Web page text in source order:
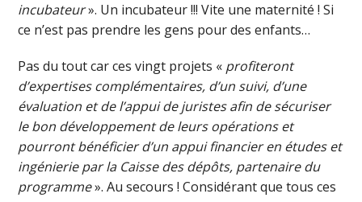
incubateur». Un incubateur !!! Vite une maternité ! Si
ce n’est pas prendre les gens pour des enfants…
Pas du tout car ces vingt projets « profiteront
d’expertises complémentaires, d’un suivi, d’une
évaluation et de l’appui de juristes afin de sécuriser
le bon développement de leurs opérations et
pourront bénéficier d’un appui financier en études et
ingénierie par la Caisse des dépôts, partenaire du
programme». Au secours ! Considérant que tous ces